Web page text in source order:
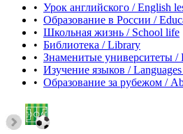
• Урок английского / English
• Образование в России /
• Школьная жизнь / School life
• Библиотека / Library
• Знаменитые университеты /
• Изучение языков /
• Образование за рубежом /